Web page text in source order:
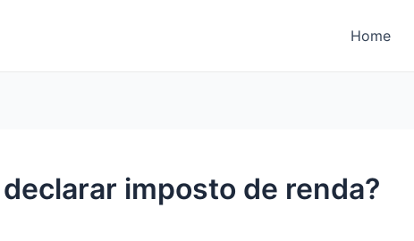
Home
imposto de renda?